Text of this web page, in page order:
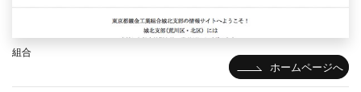
ホームページへ
組合